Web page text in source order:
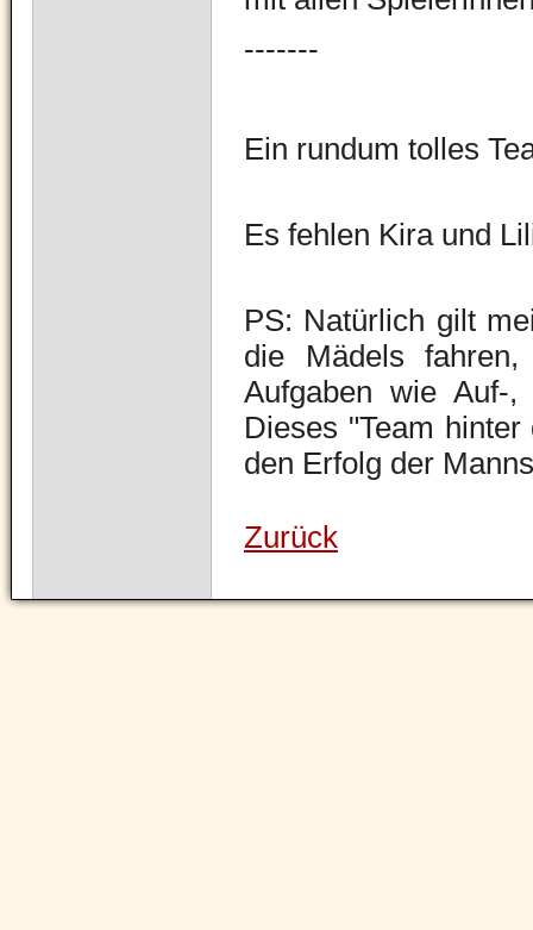
-------
Ein rundum tolles
Es fehlen Kira und
PS: Natürlich gilt
die Mädels
Aufgaben wie Auf-
Dieses "Team
den Erfolg der
Zurück
Navigation